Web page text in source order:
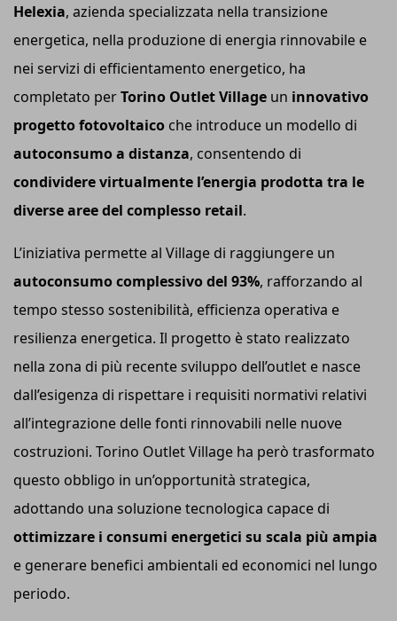
Helexia, azienda specializzata nella transizione
energetica, nella produzione di energia rinnovabile e
nei servizi di efficientamento energetico, ha
completato perTorino Outlet Village un innovativo
progetto fotovoltaico che introduce un modello di
autoconsumo a distanza, consentendo di
condividere virtualmente l’energia prodotta tra le
diverse aree del complesso retail.
L’iniziativa permette al Village di raggiungere un
autoconsumo complessivo del 93%, rafforzando al
tempo stesso sostenibilità, efficienza operativa e
resilienza energetica. Il progetto è stato realizzato
nella zona di più recente sviluppo dell’outlet e nasce
dall’esigenza di rispettare i requisiti normativi relativi
all’integrazione delle fonti rinnovabili nelle nuove
costruzioni. Torino Outlet Village ha però trasformato
questo obbligo in un’opportunità strategica,
adottando una soluzione tecnologica capace di
ottimizzare i consumi energetici su scala più ampia
e generare benefici ambientali ed economici nel lungo
periodo.